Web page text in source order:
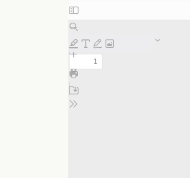
Aller
au
contenu
PDF